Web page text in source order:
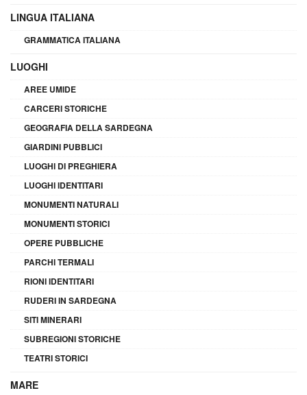
LINGUA ITALIANA
GRAMMATICA ITALIANA
LUOGHI
AREE UMIDE
CARCERI STORICHE
GEOGRAFIA DELLA SARDEGNA
GIARDINI PUBBLICI
LUOGHI DI PREGHIERA
LUOGHI IDENTITARI
MONUMENTI NATURALI
MONUMENTI STORICI
OPERE PUBBLICHE
PARCHI TERMALI
RIONI IDENTITARI
RUDERI IN SARDEGNA
SITI MINERARI
SUBREGIONI STORICHE
TEATRI STORICI
MARE